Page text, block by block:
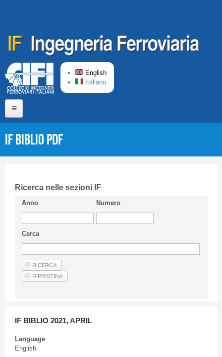
English
Italiano
Short presentation CIFI
Guideline
Privacy & Policy
Articles
IF Biblio PDF
Ricerca nelle sezioni IF
Anno Numero
Cerca
IF BIBLIO 2021, APRIL
Language
English